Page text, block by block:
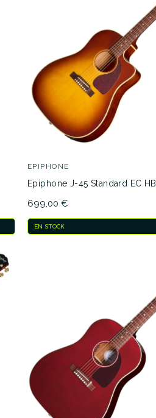
EPIPHONE
Epiphone J-45 Standard EC HB
699,00 €
EN STOCK